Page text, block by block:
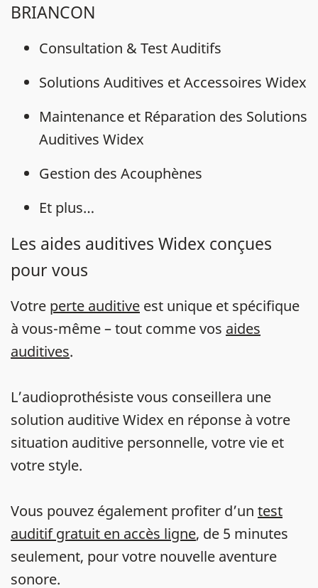
BRIANCON
Consultation & Test Auditifs
Solutions Auditives et Accessoires Widex
Maintenance et Réparation des Solutions
Auditives Widex
Gestion des Acouphènes
Et plus…
Les aides auditives Widex conçues
pour vous
Votre perte auditive est unique et spécifique
à vous-même – tout comme vos aides
auditives.
L’audioprothésiste vous conseillera une
solution auditive Widex en réponse à votre
situation auditive personnelle, votre vie et
votre style.
Vous pouvez également profiter d’un test
auditif gratuit en accès ligne, de 5 minutes
seulement, pour votre nouvelle aventure
sonore.